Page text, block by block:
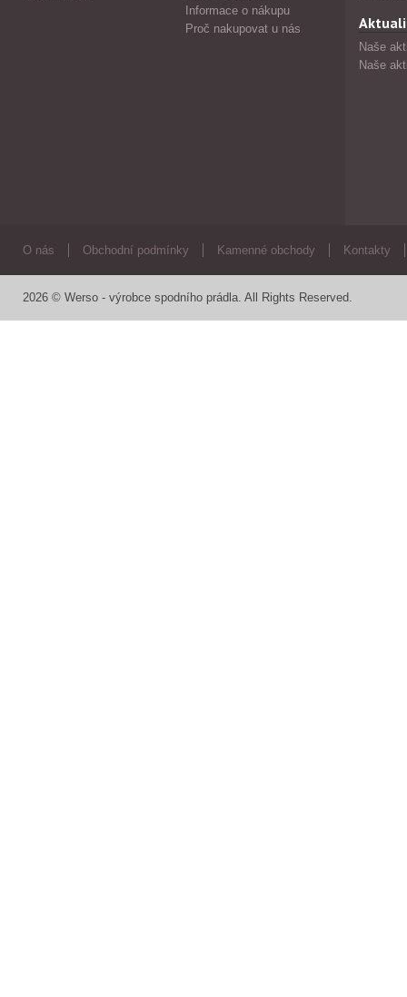
Informace o nákupu
Proč nakupovat u nás
Naše
Naše
O nás Obchodní podmínky Kamenné obchody Kontakty
2026 © Werso - výrobce spodního prádla. All Rights Reserved.